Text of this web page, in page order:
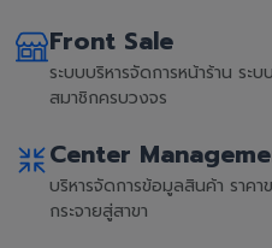
Front Sale
ระบบบริหารจัดการหน้าร้าน ระ
สมาชิกครบวงจร
Center
บริหารจัดการข้อมูลสินค้า ราคา
กระจายสู่สาขา